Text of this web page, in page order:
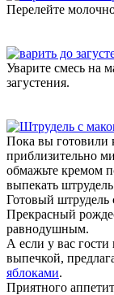
Перелейте
Уварите смесь на
загустения.
Пока вы готовили
приблизительно
обмажьте кремом
выпекать
Готовый штрудель
Прекрасный
равнодушным.
А если у вас гости
выпечкой,
яблоками.
Приятного